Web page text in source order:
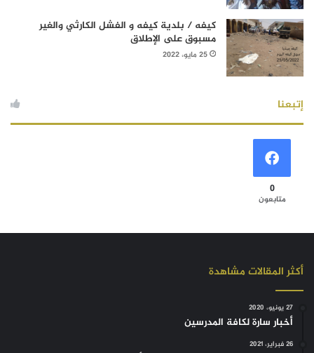
كيفه / بلدية كيفه و الفشل الكارثي والغير
مسبوق على الإطلاق
25 مايو، 2022
إتبعنا
0
متابعون
أكثر المقالات مشاهدة
27 يونيو، 2020
أخبار سارة لكافة المدرسين
26 فبراير، 2021